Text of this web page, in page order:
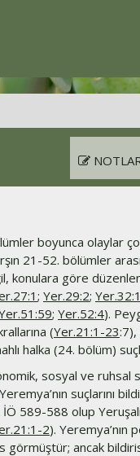
boyunca olaylar
21-52. bölümler
konulara göre
; Yer.29:2; Yer.32:1
; Yer.52:4).
(Yer.21:1-23
halka (24. bölüm)
sosyal ve ruhsal
suçlarını
589-588 olup
2).
görmüştür; ancak